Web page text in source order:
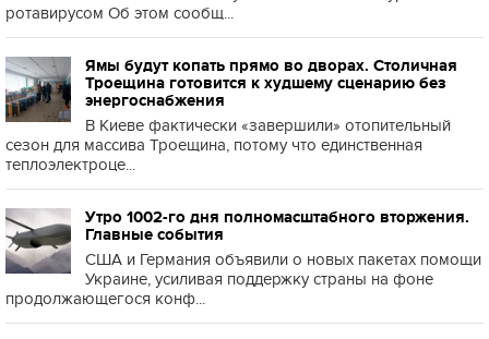
ротавирусом Об этом сообщ...
Ямы будут копать прямо во дворах. Столичная
Троещина готовится к худшему сценарию без
энергоснабжения
В Киеве фактически «завершили» отопительный
сезон для массива Троещина, потому что единственная
теплоэлектроце...
Утро 1002-го дня полномасштабного вторжения.
Главные события
США и Германия объявили о новых пакетах помощи
Украине, усиливая поддержку страны на фоне
продолжающегося конф...